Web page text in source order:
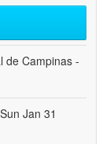
de Campinas -
Jan 31